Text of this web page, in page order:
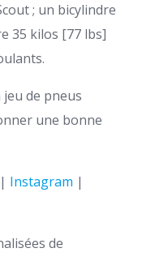
; un bicylindre
35 kilos [77 lbs]
jeu de pneus
une bonne
| Instagram |